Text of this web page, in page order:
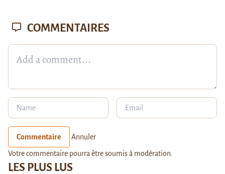
LES PLUS LUS
COMMENTAIRES
Commentaire Annuler
Votre commentaire pourra être soumis à modération.